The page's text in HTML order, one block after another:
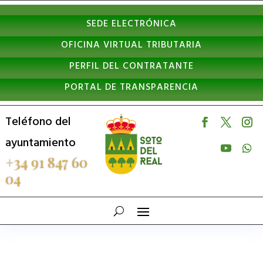
Nota:
este
sitio
web
incluye
un
sistema
de
accesibilidad.
SEDE ELECTRÓNICA
OFICINA VIRTUAL TRIBUTARIA
PERFIL DEL CONTRATANTE
PORTAL DE TRANSPARENCIA
Teléfono del
ayuntamiento
+34 91 847 60
04